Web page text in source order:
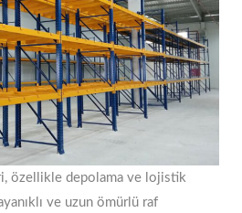
özellikle depolama ve lojistik
ve uzun ömürlü raf